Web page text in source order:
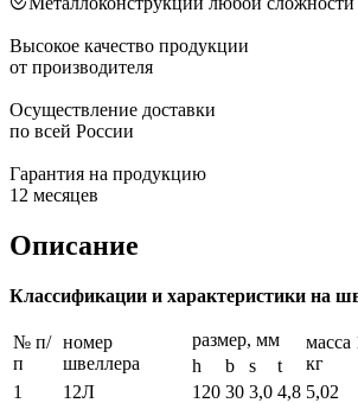
Высокое качество продукции
от производителя
Осуществление доставки
по всей России
Гарантия на продукцию
12 месяцев
Описание
Классификации и характеристики на
№ п/
п
номер
швеллера
размер, мм
масса
кг
h b s
t
1
12Л 120 30 3,0 4,8 5,02